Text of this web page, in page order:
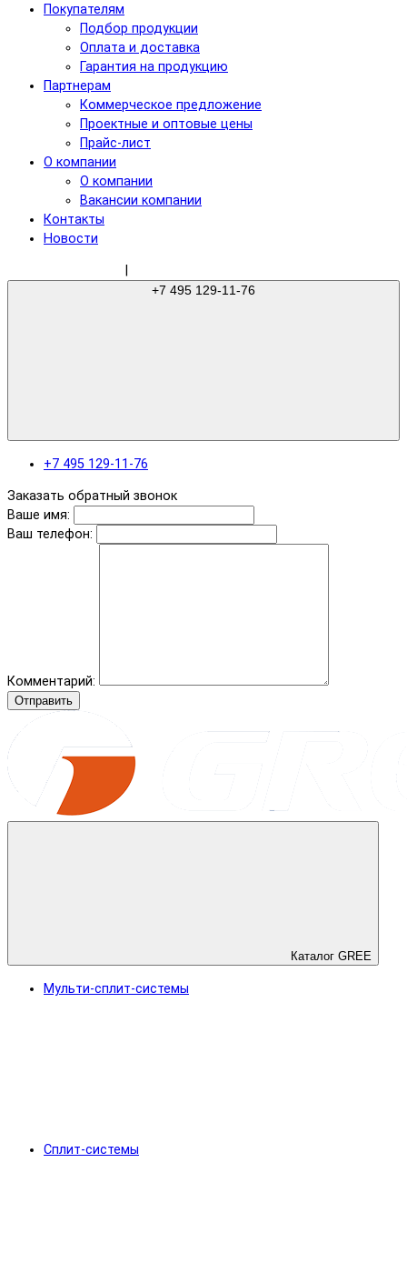
Покупателям
Подбор продукции
Оплата и доставка
Гарантия на продукцию
Партнерам
Коммерческое предложение
Проектные и оптовые цены
Прайс-лист
О компании
О компании
Вакансии компании
Контакты
Новости
+7 495 129-11-76
Заказать обратный звонок
Ваше имя:
Ваш телефон:
Комментарий:
Отправить
Каталог GREE
Мульти-сплит-системы
Сплит-системы